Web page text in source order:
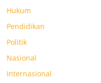
Hukum
Pendidikan
Politik
Nasional
Internasional